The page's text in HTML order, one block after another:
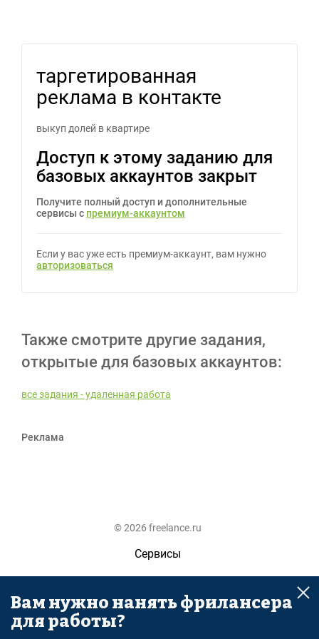
таргетированная
реклама в контакте
выкуп долей в квартире
Доступ к этому заданию для
базовых аккаунтов закрыт
Получите полный доступ и дополнительные
сервисы с премиум-аккаунтом
Если у вас уже есть премиум-аккаунт, вам нужно
авторизоваться
Также смотрите другие задания,
открытые для базовых аккаунтов:
все задания - удаленная работа
Реклама
© 2026 freelance.ru
Сервисы
Помощь
Поиск
Вам нужно нанять фрилансера
для работы?